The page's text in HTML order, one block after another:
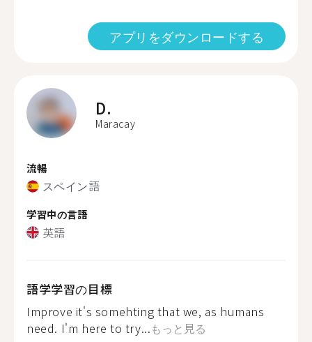
アプリをダウンロードする
D.
Maracay
流暢
スペイン語
学習中の言語
英語
語学学習の目標
Improve it's somehting that we, as humans
need. I'm here to try...もっと見る